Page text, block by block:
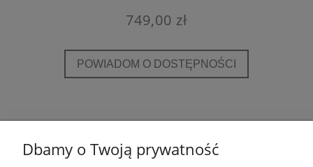
749,00 zł
POWIADOM O DOSTĘPNOŚCI
Dbamy o Twoją prywatność